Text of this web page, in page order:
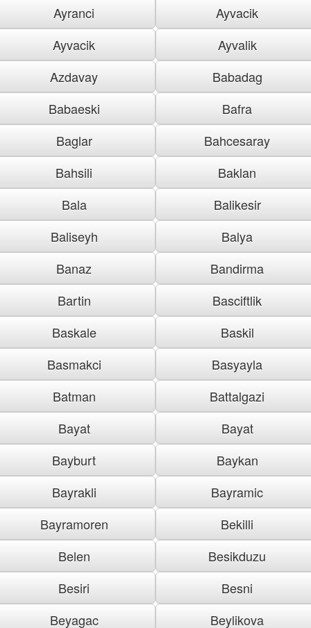
Ayranci
Ayvacik
Ayvacik
Ayvalik
Azdavay
Babadag
Babaeski
Bafra
Baglar
Bahcesaray
Bahsili
Baklan
Bala
Balikesir
Baliseyh
Balya
Banaz
Bandirma
Bartin
Basciftlik
Baskale
Baskil
Basmakci
Basyayla
Batman
Battalgazi
Bayat
Bayat
Bayburt
Baykan
Bayrakli
Bayramic
Bayramoren
Bekilli
Belen
Besikduzu
Besiri
Besni
Beyagac
Beylikova